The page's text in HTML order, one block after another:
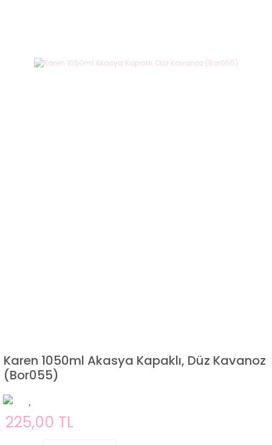
Karen 1050ml Akasya Kapaklı, Düz Kavanoz
(Bor055)
225,00 TL